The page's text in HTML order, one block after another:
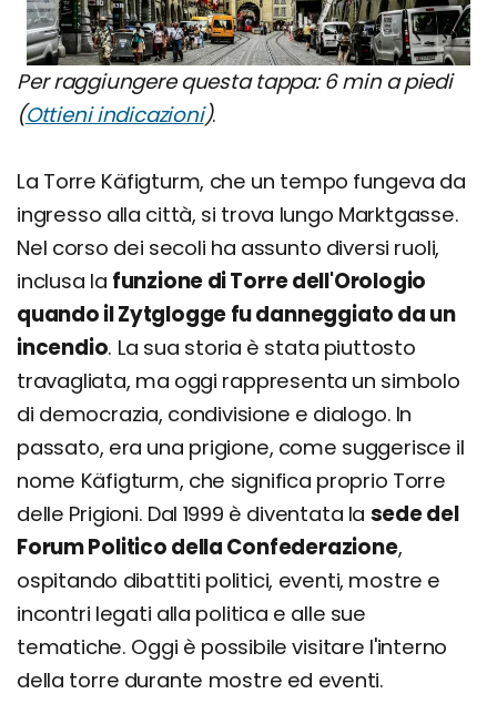
Per raggiungere questa tappa: 6 min a piedi
(Ottieni indicazioni).
La Torre Käfigturm, che un tempo fungeva da
ingresso alla città, si trova lungo Marktgasse.
Nel corso dei secoli ha assunto diversi ruoli,
inclusa la funzione di Torre dell'Orologio
quando il Zytglogge fu danneggiato da un
incendio. La sua storia è stata piuttosto
travagliata, ma oggi rappresenta un simbolo
di democrazia, condivisione e dialogo. In
passato, era una prigione, come suggerisce il
nome Käfigturm, che significa proprio Torre
delle Prigioni. Dal 1999 è diventata la sede del
Forum Politico della Confederazione,
ospitando dibattiti politici, eventi, mostre e
incontri legati alla politica e alle sue
tematiche. Oggi è possibile visitare l'interno
della torre durante mostre ed eventi.